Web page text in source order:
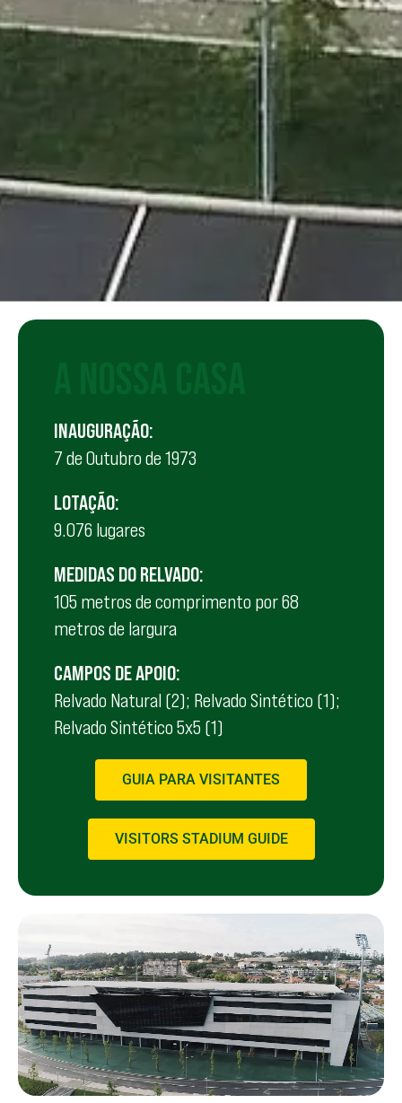
INAUGURAÇÃO:
7 de Outubro de 1973
LOTAÇÃO:
9.076 lugares
MEDIDAS DO RELVADO:
105 metros de comprimento por 68
metros de largura
CAMPOS DE APOIO:
Relvado Natural (2); Relvado Sintético (1);
Relvado Sintético 5x5 (1)
GUIA PARA VISITANTES
VISITORS STADIUM GUIDE